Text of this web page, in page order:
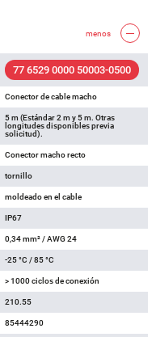
menos
77 6529 0000 50003-0500
Conector de cable macho
5 m (Estándar 2 m y 5 m. Otras
longitudes disponibles previa
solicitud).
Conector macho recto
tornillo
moldeado en el cable
IP67
0,34 mm² / AWG 24
-25 °C / 85 °C
> 1000 ciclos de conexión
210.55
85444290